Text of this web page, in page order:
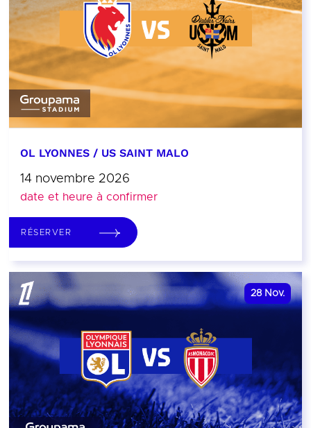
OL LYONNES / US SAINT MALO
14 novembre 2026
date et heure à confirmer
RÉSERVER
28 Nov.